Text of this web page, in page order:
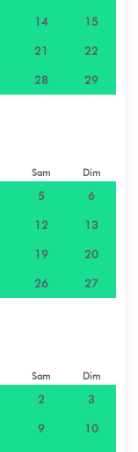
14 15
21 22
28 29
Sam Dim
5 6
12 13
19 20
26 27
Sam Dim
2 3
9 10